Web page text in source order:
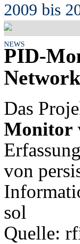
2009 bis
NEWS
PID-
Network
Das
Monitor
von
sol
Quelle: